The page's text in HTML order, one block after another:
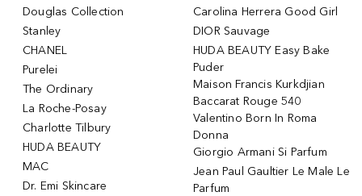
Douglas Collection
Stanley
CHANEL
Purelei
The Ordinary
La Roche-Posay
Charlotte Tilbury
HUDA BEAUTY
MAC
Dr. Emi Skincare
Carolina Herrera Good Girl
DIOR Sauvage
HUDA BEAUTY Easy Bake
Puder
Maison Francis Kurkdjian
Baccarat Rouge 540
Valentino Born In Roma
Donna
Giorgio Armani Si Parfum
Jean Paul Gaultier Le Male Le
Parfum